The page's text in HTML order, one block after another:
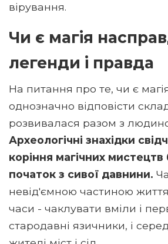
вірування.
Чи є магія
легенди і правда
На питання про те, чи є
однозначно відповісти
розвивалася разом з
Археологічні знахідки
коріння магічних мистецтв
початок з сивої давнини.
невід'ємною частиною
часи - чаклувати вміли і
стародавні язичники, і